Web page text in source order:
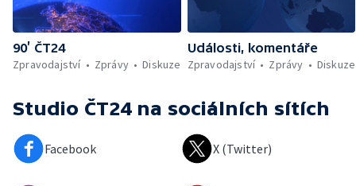
90’ ČT24
Zpravodajství
Zprávy Diskuze
Události, komentáře
Zpravodajství
Zprávy Diskuze
Studio ČT24 na sociálních sítích
Facebook X (Twitter)